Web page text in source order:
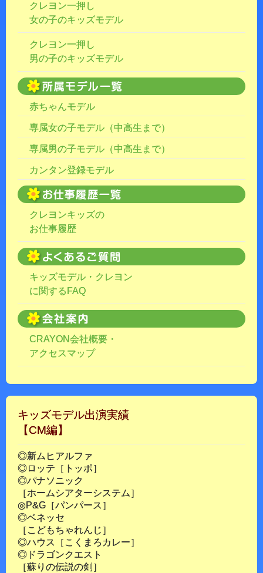
クレヨン一押し
女の子のキッズモデル
クレヨン一押し
男の子のキッズモデル
赤ちゃんモデル
専属女の子モデル（中高生まで）
専属男の子モデル（中高生まで）
カンタン登録モデル
クレヨンキッズの
お仕事履歴
キッズモデル・クレヨン
に関するFAQ
CRAYON会社概要・
アクセスマップ
キッズモデル出演実績
【CM編】
◎新ムヒアルファ
◎ロッテ［トッポ］
◎パナソニック
［ホームシアターシステム］
◎P&G［パンパース］
◎ベネッセ
［こどもちゃれんじ］
◎ハウス［こくまろカレー］
◎ドラゴンクエスト
［蘇りの伝説の剣］